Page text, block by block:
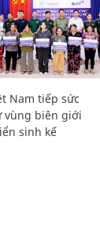
Nam tiếp sức
vùng biên giới
sinh kế